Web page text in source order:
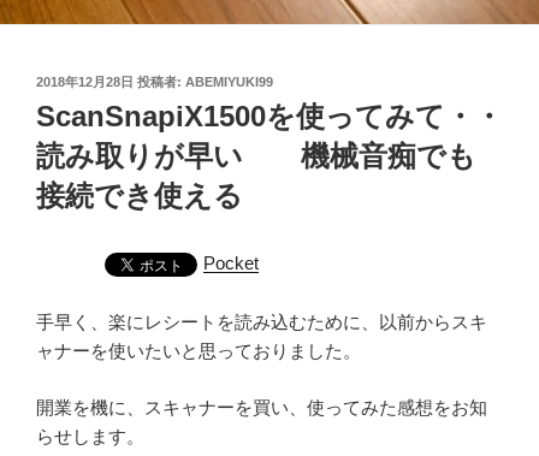
投
日:
2018年12月28日 投稿者: ABEMIYUKI99
ScanSnapiX1500を使ってみて・・
読み取りが早い 機械音痴でも
接続でき使える
Pocket
手早く、楽にレシートを読み込むために、以前からスキ
ャナーを使いたいと思っておりました。
開業を機に、スキャナーを買い、使ってみた感想をお知
らせします。